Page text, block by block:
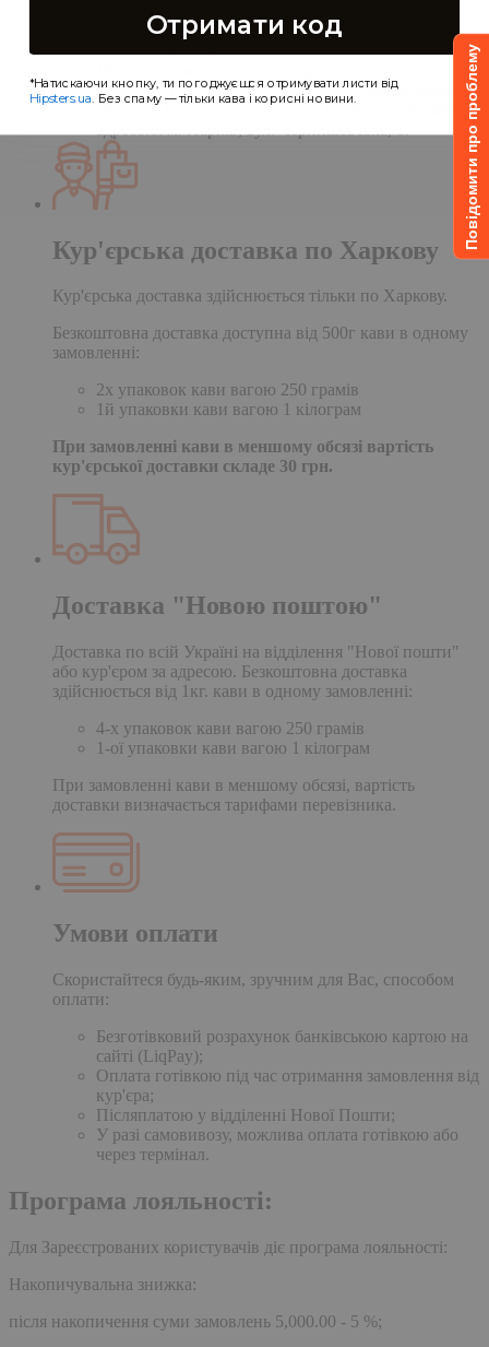
Повідомити про проблему
Самовивіз дає Вам можливість оформити
замовлення на сайті, а забрати його в нашій
кав'ярні. Деталі:
протягом однієї доби після обробки замовлення;
Чекаємо Вас у гості в кав'ярні
за
Кур'єрська доставка по Харкову
Кур'єрська доставка здійснюється тільки по Харкову.
Безкоштовна доставка доступна від 500г кави в одному
замовленні:
2х упаковок кави вагою 250 грамів
1й упаковки кави вагою 1 кілограм
При замовленні кави в меншому обсязі вартість
кур'єрської доставки складе 30 грн.
Доставка "Новою поштою"
Доставка по всій Україні на відділення "Нової пошти"
або кур'єром за адресою. Безкоштовна доставка
здійснюється від 1кг. кави в одному замовленні:
4-х упаковок кави вагою 250 грамів
1-ої упаковки кави вагою 1 кілограм
При замовленні кави в меншому обсязі, вартість
доставки визначається тарифами перевізника.
Умови оплати
Скористайтеся будь-яким, зручним для Вас, способом
оплати:
Безготівковий розрахунок банківською картою на
сайті (LiqPay);
Оплата готівкою під час отримання замовлення від
кур'єра;
Післяплатою у відділенні Нової Пошти;
У разі самовивозу, можлива оплата готівкою або
через термінал.
Програма лояльності:
Для Зареєстрованих користувачів діє програма лояльності:
Накопичувальна знижка:
після накопичення суми замовлень 5,000.00 - 5 %;
Отримати код
*Натискаючи кнопку, ти погоджуєшся отримувати листи від
Hipsters.ua. Без спаму — тільки кава і корисні новини.